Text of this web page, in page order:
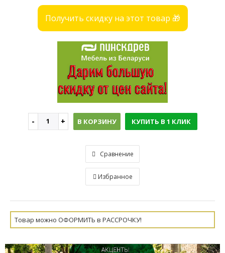
Получить скидку на этот товар 🎁
В КОРЗИНУ КУПИТЬ В 1 КЛИК
Сравнение
Избранное
Товар можно ОФОРМИТЬ в РАССРОЧКУ!